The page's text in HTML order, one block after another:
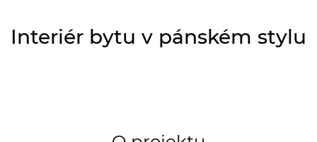
Interiér bytu v pánském stylu